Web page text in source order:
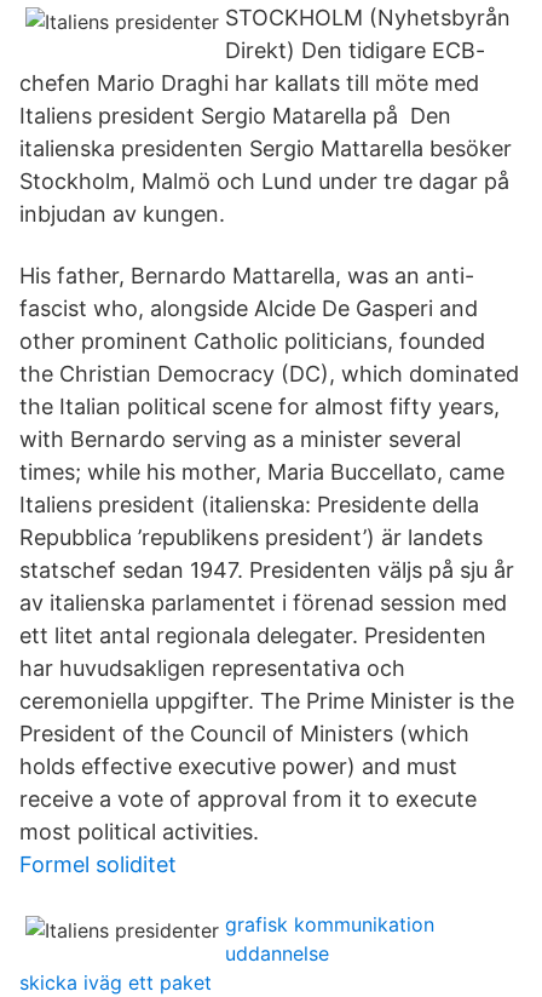
STOCKHOLM (Nyhetsbyrån
Direkt) Den tidigare ECB-
chefen Mario Draghi har kallats till möte med
Italiens president Sergio Matarella på Den
italienska presidenten Sergio Mattarella besöker
Stockholm, Malmö och Lund under tre dagar på
inbjudan av kungen.
His father, Bernardo Mattarella, was an anti-
fascist who, alongside Alcide De Gasperi and
other prominent Catholic politicians, founded
the Christian Democracy (DC), which dominated
the Italian political scene for almost fifty years,
with Bernardo serving as a minister several
times; while his mother, Maria Buccellato, came
Italiens president (italienska: Presidente della
Repubblica ’republikens president’) är landets
statschef sedan 1947. Presidenten väljs på sju år
av italienska parlamentet i förenad session med
ett litet antal regionala delegater. Presidenten
har huvudsakligen representativa och
ceremoniella uppgifter. The Prime Minister is the
President of the Council of Ministers (which
holds effective executive power) and must
receive a vote of approval from it to execute
most political activities.
Formel soliditet
grafisk kommunikation
uddannelse
skicka iväg ett paket